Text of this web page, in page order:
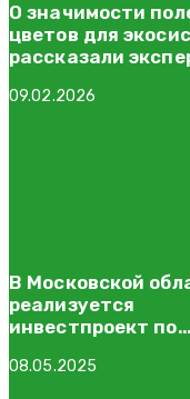
О значимости
цветов для
рассказали
09.02.2026
В Московской
реализуется
инвестпроект по
производства
08.05.2025